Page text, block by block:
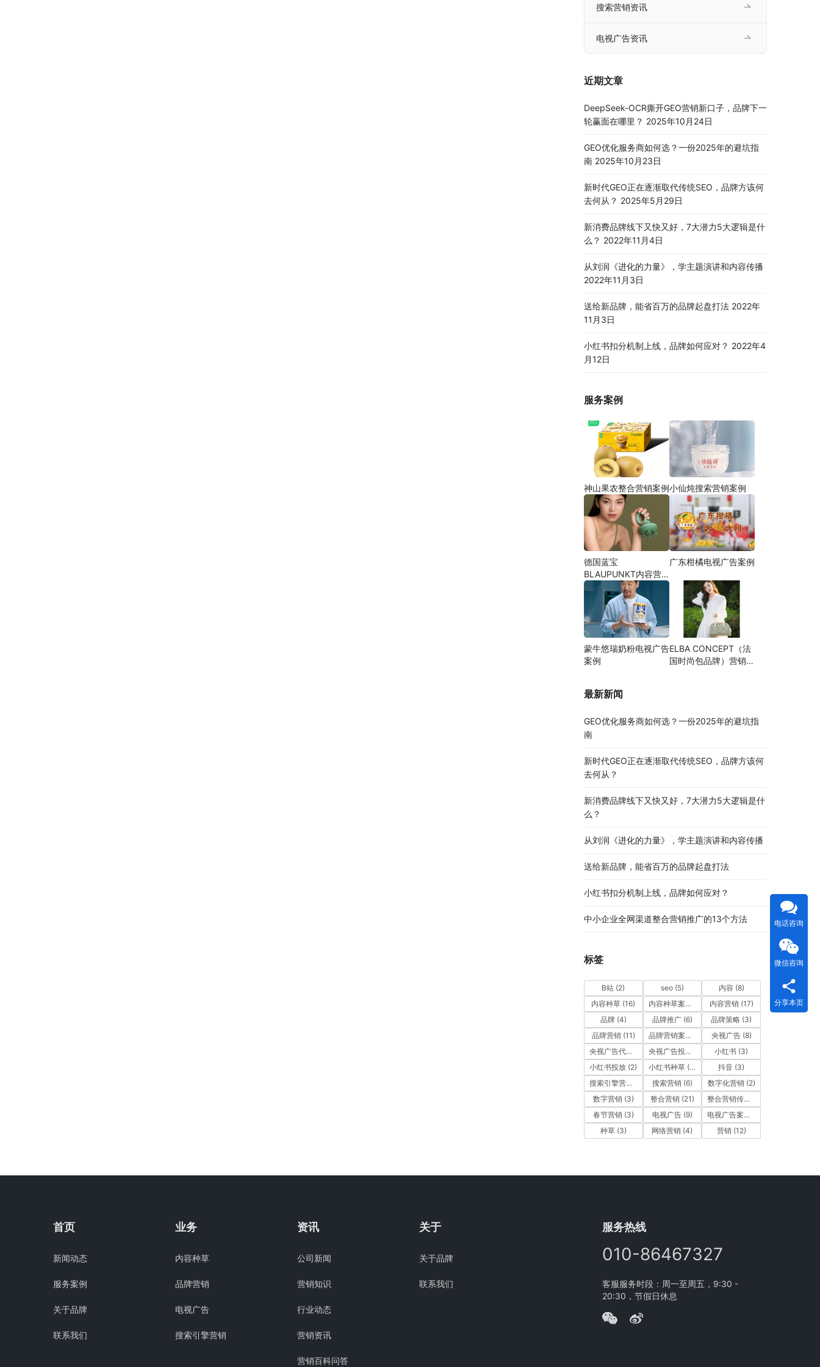
搜索营销资讯
电视广告资讯
近期文章
DeepSeek-OCR撕开GEO营销新口子，品牌下一
轮赢面在哪里？ 2025年10月24日
GEO优化服务商如何选？一份2025年的避坑指
南 2025年10月23日
新时代GEO正在逐渐取代传统SEO，品牌方该何
去何从？ 2025年5月29日
新消费品牌线下又快又好，7大潜力5大逻辑是什
么？ 2022年11月4日
从刘润《进化的力量》，学主题演讲和内容传播
2022年11月3日
送给新品牌，能省百万的品牌起盘打法 2022年
11月3日
小红书扣分机制上线，品牌如何应对？ 2022年4
月12日
服务案例
神山果农整合营销案例小仙炖搜索营销案例
德国蓝宝
BLAUPUNKT内容营
销案例
广东柑橘电视广告案例
蒙牛悠瑞奶粉电视广告
案例
ELBA CONCEPT（法
国时尚包品牌）营销案
最新新闻
GEO优化服务商如何选？一份2025年的避坑指
南
新时代GEO正在逐渐取代传统SEO，品牌方该何
去何从？
新消费品牌线下又快又好，7大潜力5大逻辑是什
么？
从刘润《进化的力量》，学主题演讲和内容传播
送给新品牌，能省百万的品牌起盘打法
小红书扣分机制上线，品牌如何应对？
中小企业全网渠道整合营销推广的13个方法
标签
B站 (2) seo(5) 内容(8)
内容种草 (16) 内容种草案例 内容营销(17)
品牌(4) 品牌推广(6) 品牌策略 (3)
品牌营销(11) 品牌营销案例 央视广告(8)
央视广告代理公司
(3) 央视广告投放 小红书 (3)
小红书投放 (2) 小红书种草(12) 抖音 (3)
搜索引擎营销
搜索营销(6) 数字化营销(2)
数字营销(3) 整合营销(21) 整合营销传播
春节营销(3) 电视广告(9) 电视广告案例
种草(3) 网络营销 (4) 营销(12)
首页
新闻动态
服务案例
关于品牌
联系我们
业务
内容种草
品牌营销
电视广告
搜索引擎营销
资讯
公司新闻
营销知识
行业动态
营销资讯
营销百科问答
关于
关于品牌
联系我们
服务热线
010-86467327
客服服务时段：周一至周五，9:30 -
20:30，节假日休息
电话咨询
微信咨询
分享本页